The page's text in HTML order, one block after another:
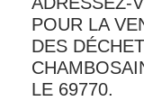
POUR LA
DES
LE 69770.